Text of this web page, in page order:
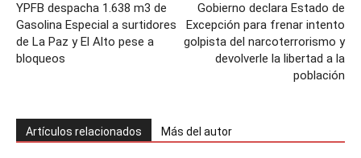
YPFB despacha 1.638 m3 de
Gasolina Especial a surtidores
de La Paz y El Alto pese a
bloqueos
Gobierno declara Estado de
Excepción para frenar intento
golpista del narcoterrorismo y
devolverle la libertad a la
población
Artículos relacionados Más del autor